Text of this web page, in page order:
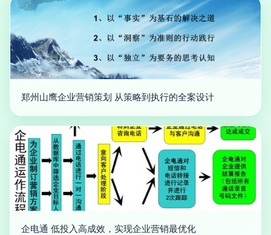
郑州山鹰企业营销策划 从策略到执行的全案设计
企电通 低投入高成效，实现企业营销最优化